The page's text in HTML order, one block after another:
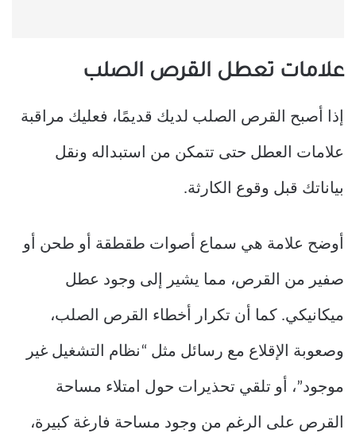
علامات تعطل القرص الصلب
إذا أصبح القرص الصلب لديك قديمًا، فعليك مراقبة
علامات العطل حتى تتمكن من استبداله ونقل
بياناتك قبل وقوع الكارثة.
أوضح علامة هي سماع أصوات طقطقة أو طحن أو
صفير من القرص، مما يشير إلى وجود عطل
ميكانيكي. كما أن تكرار أخطاء القرص الصلب،
وصعوبة الإقلاع مع رسائل مثل “نظام التشغيل غير
موجود”، أو تلقي تحذيرات حول امتلاء مساحة
القرص على الرغم من وجود مساحة فارغة كبيرة،